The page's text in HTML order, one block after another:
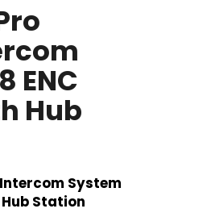
ENC
Hub
System
Station